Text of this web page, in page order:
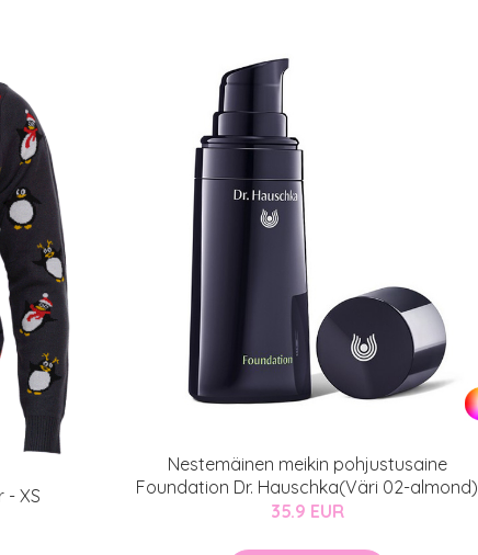
- XS
Nestemäinen meikin pohjustusaine
Foundation Dr. Hauschka(Väri 02-almond)
35.9 EUR